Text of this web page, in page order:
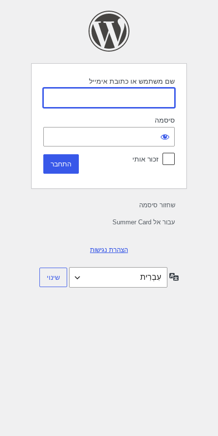
שם משתמש או כתובת אימייל
סיסמה
זכור אותי
שחזור סיסמה
עבור אל Summer Card
הצהרת נגישות
שפה